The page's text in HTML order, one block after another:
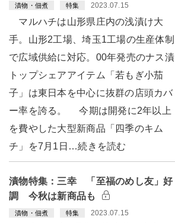
漬物・佃煮 特集 2023.07.15
マルハチは山形県庄内の浅漬け大
手。山形2工場、埼玉1工場の生産体制
で広域供給に対応。00年発売のナス漬
トップシェアアイテム「若もぎ小茄
子」は東日本を中心に抜群の店頭カバ
ー率を誇る。 今期は開発に2年以上
を費やした大型新商品「四季のキム
チ」を7月1日…続きを読む
漬物特集：三幸 「至福のめし友」好
調 今秋は新商品も
漬物・佃煮 特集 2023.07.15